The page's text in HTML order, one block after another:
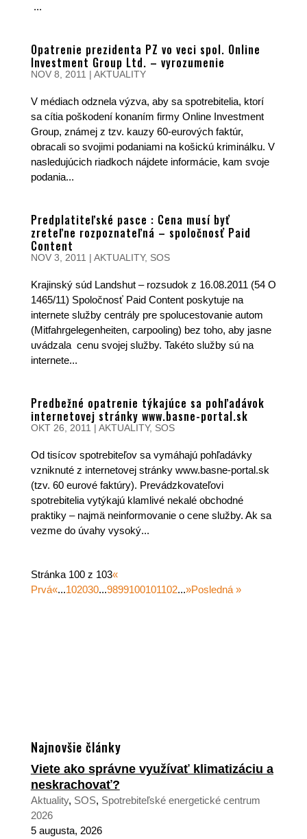
...
Opatrenie prezidenta PZ vo veci spol. Online
Investment Group Ltd. – vyrozumenie
NOV 8, 2011 | AKTUALITY
V médiach odznela výzva, aby sa spotrebitelia, ktorí
sa cítia poškodení konaním firmy Online Investment
Group, známej z tzv. kauzy 60-eurových faktúr,
obracali so svojimi podaniami na košickú kriminálku. V
nasledujúcich riadkoch nájdete informácie, kam svoje
podania...
Predplatiteľské pasce : Cena musí byť
zreteľne rozpoznateľná – spoločnosť Paid
Content
NOV 3, 2011 | AKTUALITY, SOS
Krajinský súd Landshut – rozsudok z 16.08.2011 (54 O
1465/11) Spoločnosť Paid Content poskytuje na
internete služby centrály pre spolucestovanie autom
(Mitfahrgelegenheiten, carpooling) bez toho, aby jasne
uvádzala cenu svojej služby. Takéto služby sú na
internete...
Predbežné opatrenie týkajúce sa pohľadávok
internetovej stránky www.basne-portal.sk
OKT 26, 2011 | AKTUALITY, SOS
Od tisícov spotrebiteľov sa vymáhajú pohľadávky
vzniknuté z internetovej stránky www.basne-portal.sk
(tzv. 60 eurové faktúry). Prevádzkovateľovi
spotrebitelia vytýkajú klamlivé nekalé obchodné
praktiky – najmä neinformovanie o cene služby. Ak sa
vezme do úvahy vysoký...
Stránka 100 z 103«
Prvá«...102030...9899100101102...»Posledná »
Najnovšie články
Viete ako správne využívať klimatizáciu a
neskrachovať?
Aktuality, SOS, Spotrebiteľské energetické centrum
2026
5 augusta, 2026